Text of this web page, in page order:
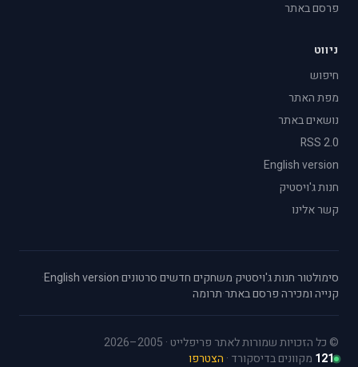
פרסם באתר
ניווט
חיפוש
מפת האתר
נושאים באתר
RSS 2.0
English version
חנות ג'ויסטיק
קשר אלינו
סימולטור·חנות ג'ויסטיק·משחקים חדשים·סרטונים·
English version
·
קנייה ומכירה·פרסם באתר·תרומה
© כל הזכויות שמורות לאתר פריפלייט · 2005–2026
121 מקוונים בדיסקורד · הצטרפו